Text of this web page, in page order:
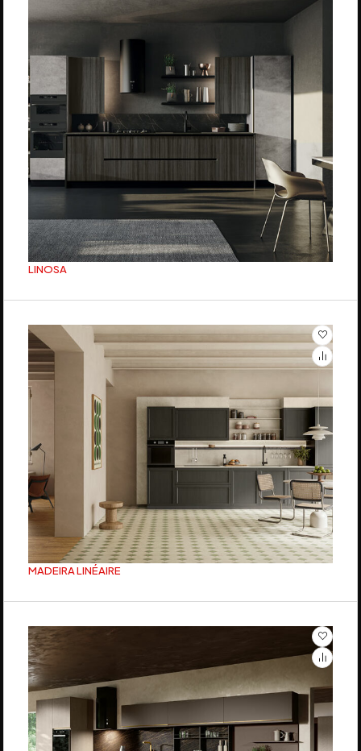
LINOSA
MADEIRA LINÉAIRE